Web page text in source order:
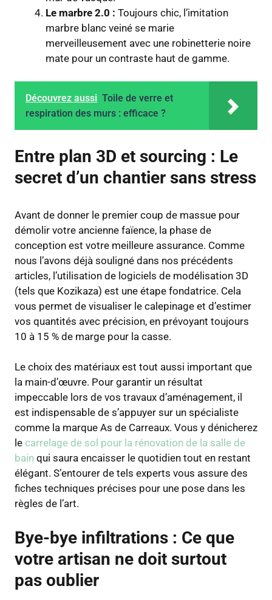
Le marbre 2.0 : Toujours chic, l’imitation
marbre blanc veiné se marie
merveilleusement avec une robinetterie noire
mate pour un contraste haut de gamme.
Découvrez aussi Toile de verre et
respiration des murs : efficace ?
Entre plan 3D et sourcing : Le
secret d’un chantier sans stress
Avant de donner le premier coup de massue pour
démolir votre ancienne faïence, la phase de
conception est votre meilleure assurance. Comme
nous l’avons déjà souligné dans nos précédents
articles, l’utilisation de logiciels de modélisation 3D
(tels que Kozikaza) est une étape fondatrice. Cela
vous permet de visualiser le calepinage et d’estimer
vos quantités avec précision, en prévoyant toujours
10 à 15 % de marge pour la casse.
Le choix des matériaux est tout aussi important que
la main-d’œuvre. Pour garantir un résultat
impeccable lors de vos travaux d’aménagement, il
est indispensable de s’appuyer sur un spécialiste
comme la marque As de Carreaux. Vous y dénicherez
le carrelage de sol pour la rénovation de la salle de
bain qui saura encaisser le quotidien tout en restant
élégant. S’entourer de tels experts vous assure des
fiches techniques précises pour une pose dans les
règles de l’art.
Bye-bye infiltrations : Ce que
votre artisan ne doit surtout
pas oublier